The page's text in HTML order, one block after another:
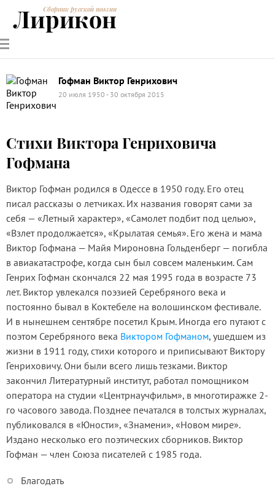
РУССКИЕ
ПОЭТЫ
СОВРЕМЕННИКИЭНЦИКЛОПЕДИЯ
ПОЭЗИИ
Сборник русской поэзии
Лирикон
Гофман Виктор Генрихович
20 июля 1950 - 30 октября 2015
Стихи Виктора Генриховича
Гофмана
Виктор Гофман родился в Одессе в 1950 году. Его отец
писал рассказы о летчиках. Их названия говорят сами за
себя — «Летный характер», «Самолет подбит под целью»,
«Взлет продолжается», «Крылатая семья». Его жена и мама
Виктор Гофмана — Майя Мироновна Гольденберг — погибла
в авиакатастрофе, когда сын был совсем маленьким. Сам
Генрих Гофман скончался 22 мая 1995 года в возрасте 73
лет. Виктор увлекался поэзией Серебряного века и
постоянно бывал в Коктебеле на волошинском фестивале.
И в нынешнем сентябре посетил Крым. Иногда его путают с
поэтом Серебряного века Виктором Гофманом, ушедшем из
жизни в 1911 году, стихи которого и приписывают Виктору
Генриховичу. Они были всего лишь тезками. Виктор
закончил Литературный институт, работал помощником
оператора на студии «Центрнаучфильм», в многотиражке 2-
го часового завода. Позднее печатался в толстых журналах,
публиковался в «Юности», «Знамени», «Новом мире».
Издано несколько его поэтических сборников. Виктор
Гофман — член Союза писателей с 1985 года.
Благодать